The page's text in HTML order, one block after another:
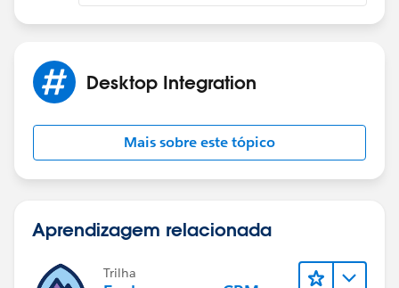
Desktop Integration
Mais sobre este tópico
Aprendizagem relacionada
Trilha